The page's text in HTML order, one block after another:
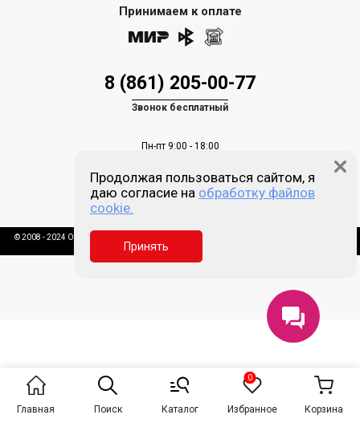
Принимаем к оплате
8 (861) 205-00-77
Звонок бесплатный
Пн-пт 9:00 - 18:00
Краснодар, ул. Зиповская, д. 5, литер Х
© 2008 - 2024 ООО «КСМ-КОМПЛЕКТ» ● Все права защищены ● Информация на сайте
www.kcm.su не является публичной офертой
Главная Поиск Каталог Избранное Корзина
Продолжая пользоваться сайтом, я
даю согласие на обработку файлов
cookie.
Принять